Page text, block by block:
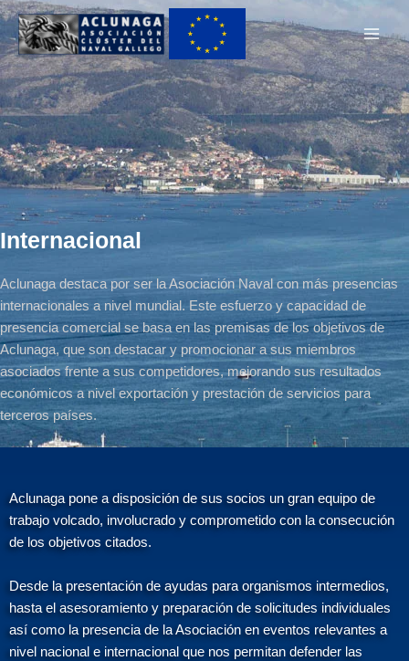
Ir
al
contenido
Internacional
Aclunaga destaca por ser la Asociación Naval con más presencias
internacionales a nivel mundial. Este esfuerzo y capacidad de
presencia comercial se basa en las premisas de los objetivos de
Aclunaga, que son destacar y promocionar a sus miembros
asociados frente a sus competidores, mejorando sus resultados
económicos a nivel exportación y prestación de servicios para
terceros países.
Aclunaga pone a disposición de sus socios un gran equipo de
trabajo volcado, involucrado y comprometido con la consecución
de los objetivos citados.
Desde la presentación de ayudas para organismos intermedios,
hasta el asesoramiento y preparación de solicitudes individuales
así como la presencia de la Asociación en eventos relevantes a
nivel nacional e internacional que nos permitan defender las